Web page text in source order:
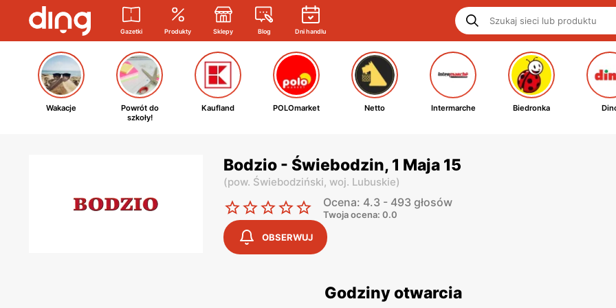
Gazetki Produkty Sklepy Blog Dni handlu
Wakacje
Powrót do
szkoły!
Kaufland POLOmarket Netto Intermarche Biedronka
Bodzio - Świebodzin, 1 Maja 15
(pow. Świebodziński, woj. Lubuskie)
Ocena: 4.3 - 493 głosów
Twoja ocena: 0.0
OBSERWUJ
Godziny otwarcia